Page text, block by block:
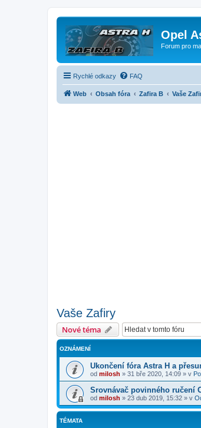
Opel
Forum pro
Rychlé odkazy FAQ
Web Obsah fóra Zafira B Vaše
Vaše Zafiry
Nové téma
OZNÁMENÍ
Ukončení fóra Astra H a
od milosh » 31 bře 2020, 14:09 » v
Srovnávač povinného ručení
od milosh » 23 dub 2019, 15:32 » v
TÉMATA